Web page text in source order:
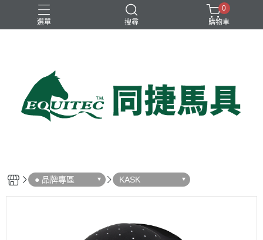
選單 搜尋
兒童比賽馬褲
男用比賽衫
0
購物車
● 品牌專區 KASK